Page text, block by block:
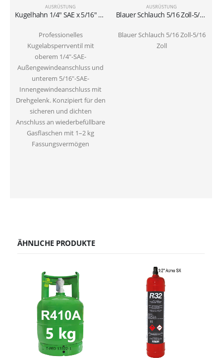
AUSRÜSTUNG
Kugelhahn 1/4″ SAE x 5/16″ SAE für wiederbefüllbare Gasflaschen (1–2 kg)
Professionelles
Kugelabsperrventil mit
oberem 1/4″-SAE-
Außengewindeanschluss und
unterem 5/16″-SAE-
Innengewindeanschluss mit
Drehgelenk. Konzipiert für den
sicheren und dichten
Anschluss an wiederbefüllbare
Gasflaschen mit 1–2 kg
Fassungsvermögen
AUSRÜSTUNG
Blauer Schlauch 5/16 Zoll-5/16 Zoll
Blauer Schlauch 5/16 Zoll-5/16
Zoll
ÄHNLICHE PRODUKTE